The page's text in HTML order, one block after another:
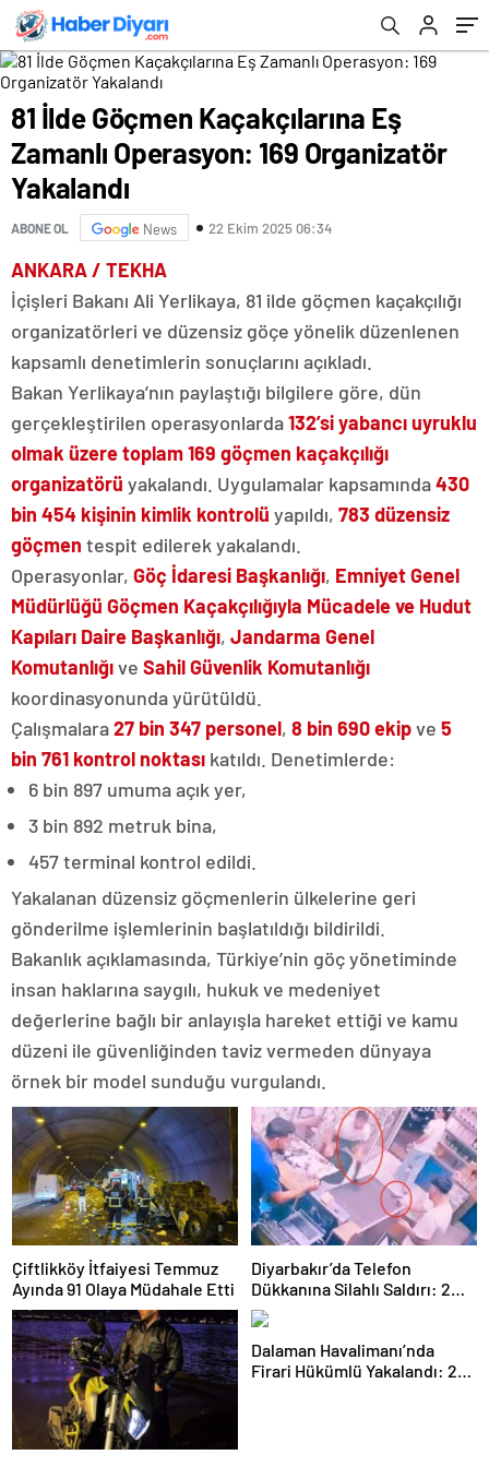
81 İlde Göçmen Kaçakçılarına Eş
Zamanlı Operasyon: 169 Organizatör
Yakalandı
ABONE OL News 22 Ekim 2025 06:34
ANKARA / TEKHA
İçişleri Bakanı Ali Yerlikaya, 81 ilde göçmen kaçakçılığı
organizatörleri ve düzensiz göçe yönelik düzenlenen
kapsamlı denetimlerin sonuçlarını açıkladı.
Bakan Yerlikaya’nın paylaştığı bilgilere göre, dün
gerçekleştirilen operasyonlarda132’si yabancı uyruklu
olmak üzere toplam 169 göçmen kaçakçılığı
organizatörü yakalandı. Uygulamalar kapsamında430
bin 454 kişinin kimlik kontrolü yapıldı, 783 düzensiz
göçmen tespit edilerek yakalandı.
Operasyonlar, Göç İdaresi Başkanlığı, Emniyet Genel
Müdürlüğü Göçmen Kaçakçılığıyla Mücadele ve Hudut
Kapıları Daire Başkanlığı, Jandarma Genel
Komutanlığıve Sahil Güvenlik Komutanlığı
koordinasyonunda yürütüldü.
Çalışmalara27 bin 347 personel, 8 bin 690 ekipve 5
bin 761 kontrol noktası katıldı. Denetimlerde:
6 bin 897 umuma açık yer,
3 bin 892 metruk bina,
457 terminal kontrol edildi.
Yakalanan düzensiz göçmenlerin ülkelerine geri
gönderilme işlemlerinin başlatıldığı bildirildi.
Bakanlık açıklamasında, Türkiye’nin göç yönetiminde
insan haklarına saygılı, hukuk ve medeniyet
değerlerine bağlı bir anlayışla hareket ettiği ve kamu
düzeni ile güvenliğinden taviz vermeden dünyaya
örnek bir model sunduğu vurgulandı.
Çiftlikköy İtfaiyesi Temmuz
Ayında 91 Olaya Müdahale Etti
Diyarbakır’da Telefon
Dükkanına Silahlı Saldırı: 2
Kişiyi Yaralayan Şüpheli
Tutuklandı
Dalaman Havalimanı’nda
Firari Hükümlü Yakalandı: 22